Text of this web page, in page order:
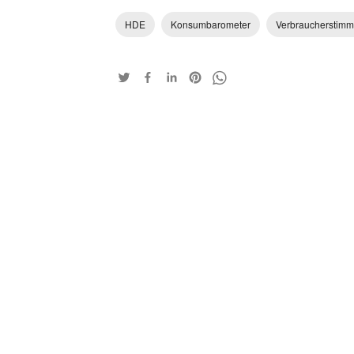
HDE Konsumbarometer